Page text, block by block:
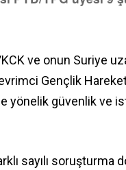
ve onun Suriye
Gençlik
yönelik güvenlik ve
sayılı soruşturma